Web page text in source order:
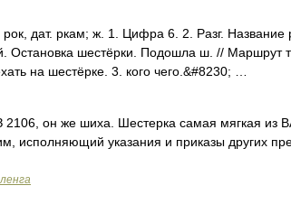
дат. ркам; ж. 1. Цифра 6. 2. Разг. Название
Остановка шестёрки. Подошла ш. // Маршрут
на шестёрке. 3. кого чего.&#8230; …
он же шиха. Шестерка самая мягкая из
исполняющий указания и приказы других